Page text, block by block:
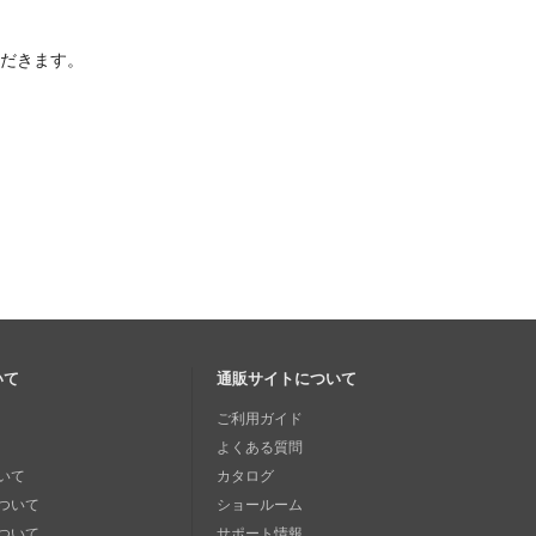
きます。
て
いて
通販サイトについて
ご利用ガイド
よくある質問
カタログ
ショールーム